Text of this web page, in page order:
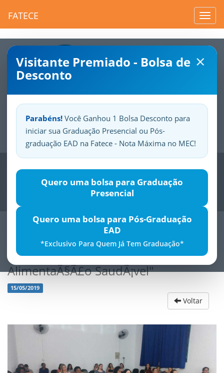
FATECE
×
Visitante Premiado - Bolsa de
Desconto
Parabéns! Você Ganhou 1 Bolsa Desconto para
iniciar sua Graduação Presencial ou Pós-
graduação EAD na Fatece - Nota Máxima no MEC!
Quero uma bolsa para Graduação
Presencial
Quero uma bolsa para Pós-Graduação
EAD
*Exclusivo Para Quem Já Tem Graduação*
SuaFatece.Seuorgulho.
Previous
Workshop "Os Desafios da
AlimentaÃ§Ã£o SaudÃ¡vel"
15/05/2019
Voltar